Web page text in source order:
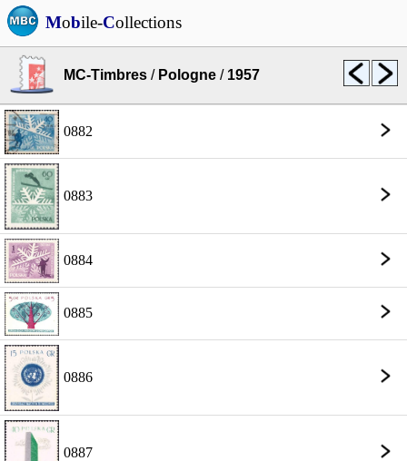
Mobile-Collections
MC-Timbres / Pologne / 1957
0882
0883
0884
0885
0886
0887